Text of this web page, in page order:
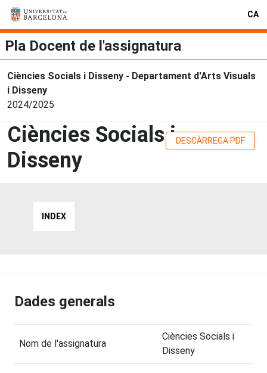
CA
Pla Docent de l'assignatura
Ciències Socials i Disseny - Departament d'Arts Visuals
i Disseny
2024/2025
Ciències Socials i
Disseny
DESCÀRREGA PDF
INDEX
Dades generals
Nom de l'assignatura
Ciències Socials i
Disseny